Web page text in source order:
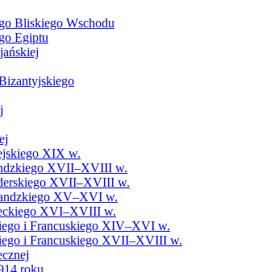
Bliskiego Wschodu
Egiptu
XIX w.
XVII–XVIII w.
XVII–XVIII w.
XV–XVI w.
XVI–XVIII w.
i Francuskiego XIV–XVI w.
i Francuskiego XVII–XVIII w.
roku